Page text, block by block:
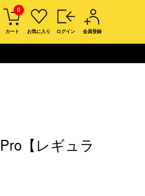
0
カート お気に入り ログイン 会員登録
【レギュラ